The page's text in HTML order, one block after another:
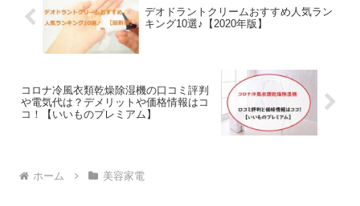
デオドラントクリームおすすめ人気ラン
キング10選♪【2020年版】
コロナ冷風衣類乾燥除湿機の口コミ評判
や電気代は？デメリットや価格情報はコ
コ！【いいものプレミアム】
ホーム 美容家電